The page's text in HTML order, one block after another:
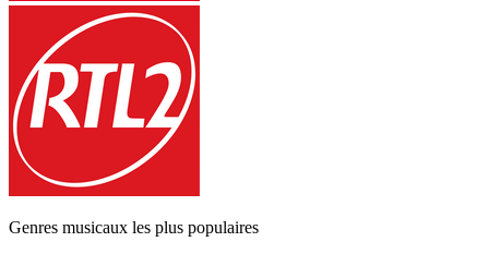
Genres musicaux les plus populaires